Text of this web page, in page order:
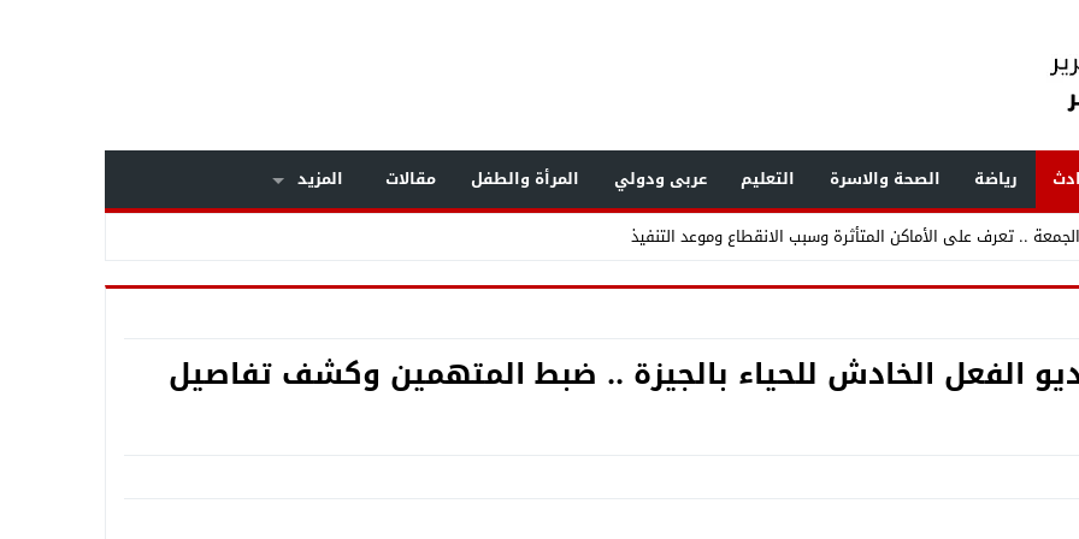
رياضة الصحة والاسرة التعليم عربى ودولي المرأة والطفل مقالات
المزيد
.. تعرف على الأماكن المتأثرة وسبب الانقطاع وموعد التنفيذ
بشرى لأهالي الحوامدية بافتتاح وحدتي القلب والمناظير
مصطفى نصر مأمورًا لقسم شرطة الحوامدية في حركة تنقلات أمن الجيزة 2026
الفعل الخادش للحياء بالجيزة .. ضبط المتهمين وكشف تفاصيل